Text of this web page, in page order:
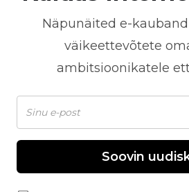
Näpunäited e-
väikeettevõtete
ambitsioonikatele
Soovin